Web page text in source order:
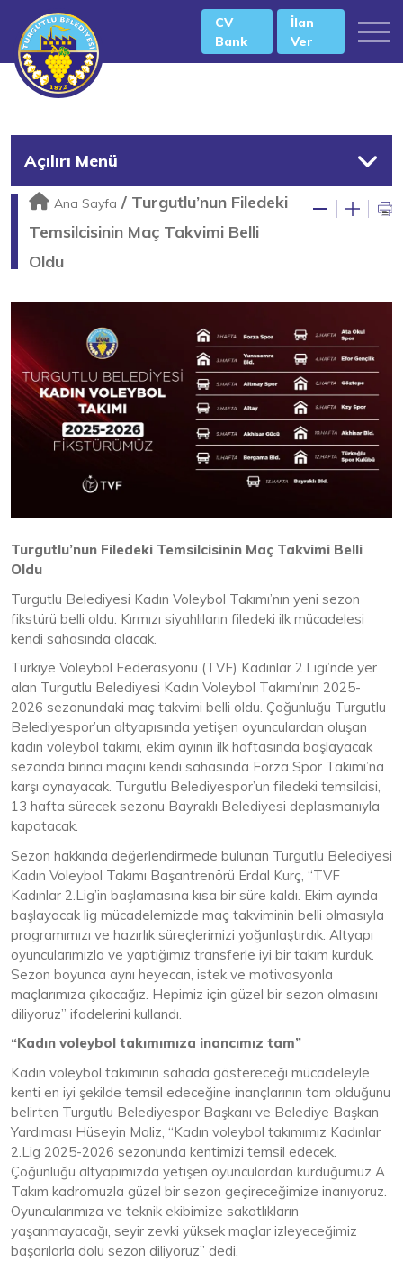
CV
Bank
İlan
Ver
Açılırı Menü
Ana Sayfa / Turgutlu’nun Filedeki
Temsilcisinin Maç Takvimi Belli
Oldu
Turgutlu’nun Filedeki Temsilcisinin Maç Takvimi Belli
Oldu
Turgutlu Belediyesi Kadın Voleybol Takımı’nın yeni sezon
fikstürü belli oldu. Kırmızı siyahlıların filedeki ilk mücadelesi
kendi sahasında olacak.
Türkiye Voleybol Federasyonu (TVF) Kadınlar 2.Ligi’nde yer
alan Turgutlu Belediyesi Kadın Voleybol Takımı’nın 2025-
2026 sezonundaki maç takvimi belli oldu. Çoğunluğu Turgutlu
Belediyespor’un altyapısında yetişen oyunculardan oluşan
kadın voleybol takımı, ekim ayının ilk haftasında başlayacak
sezonda birinci maçını kendi sahasında Forza Spor Takımı’na
karşı oynayacak. Turgutlu Belediyespor’un filedeki temsilcisi,
13 hafta sürecek sezonu Bayraklı Belediyesi deplasmanıyla
kapatacak.
Sezon hakkında değerlendirmede bulunan Turgutlu Belediyesi
Kadın Voleybol Takımı Başantrenörü Erdal Kurç, “TVF
Kadınlar 2.Lig’in başlamasına kısa bir süre kaldı. Ekim ayında
başlayacak lig mücadelemizde maç takviminin belli olmasıyla
programımızı ve hazırlık süreçlerimizi yoğunlaştırdık. Altyapı
oyuncularımızla ve yaptığımız transferle iyi bir takım kurduk.
Sezon boyunca aynı heyecan, istek ve motivasyonla
maçlarımıza çıkacağız. Hepimiz için güzel bir sezon olmasını
diliyoruz” ifadelerini kullandı.
“Kadın voleybol takımımıza inancımız tam”
Kadın voleybol takımının sahada göstereceği mücadeleyle
kenti en iyi şekilde temsil edeceğine inançlarının tam olduğunu
belirten Turgutlu Belediyespor Başkanı ve Belediye Başkan
Yardımcısı Hüseyin Maliz, “Kadın voleybol takımımız Kadınlar
2.Lig 2025-2026 sezonunda kentimizi temsil edecek.
Çoğunluğu altyapımızda yetişen oyunculardan kurduğumuz A
Takım kadromuzla güzel bir sezon geçireceğimize inanıyoruz.
Oyuncularımıza ve teknik ekibimize sakatlıkların
yaşanmayacağı, seyir zevki yüksek maçlar izleyeceğimiz
başarılarla dolu sezon diliyoruz” dedi.